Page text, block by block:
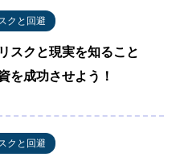
クと回避
スクと現実を知ること
を成功させよう！
クと回避